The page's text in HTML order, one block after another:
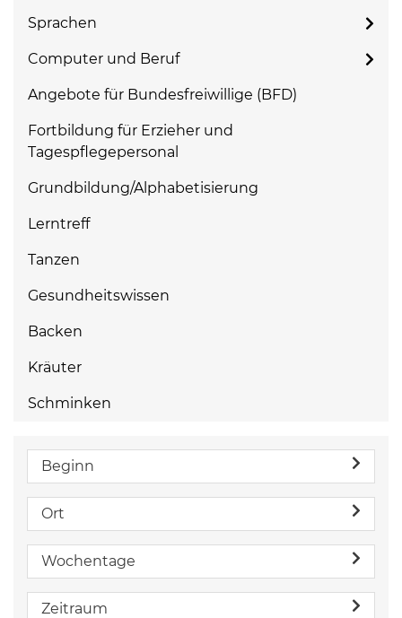
Sprachen
Computer und Beruf
Angebote für Bundesfreiwillige (BFD)
Fortbildung für Erzieher und
Tagespflegepersonal
Grundbildung/Alphabetisierung
Lerntreff
Tanzen
Gesundheitswissen
Backen
Kräuter
Schminken
Beginn
Ort
Wochentage
Zeitraum